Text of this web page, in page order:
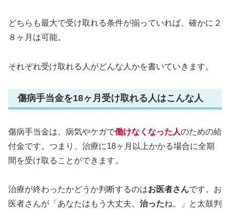
どちらも最大で受け取れる条件が揃っていれば、確かに２
８ヶ月は可能。
それぞれ受け取れる人がどんな人かを書いていきます。
傷病手当金を18ヶ月受け取れる人はこんな人
傷病手当金は、病気やケガで働けなくなった人のための給
付金です。つまり、治療に18ヶ月以上かかる場合に全期
間を受け取ることができます。
治療が終わったかどうか判断するのはお医者さんです。お
医者さんが「あなたはもう大丈夫。 治ったね。」と太鼓判